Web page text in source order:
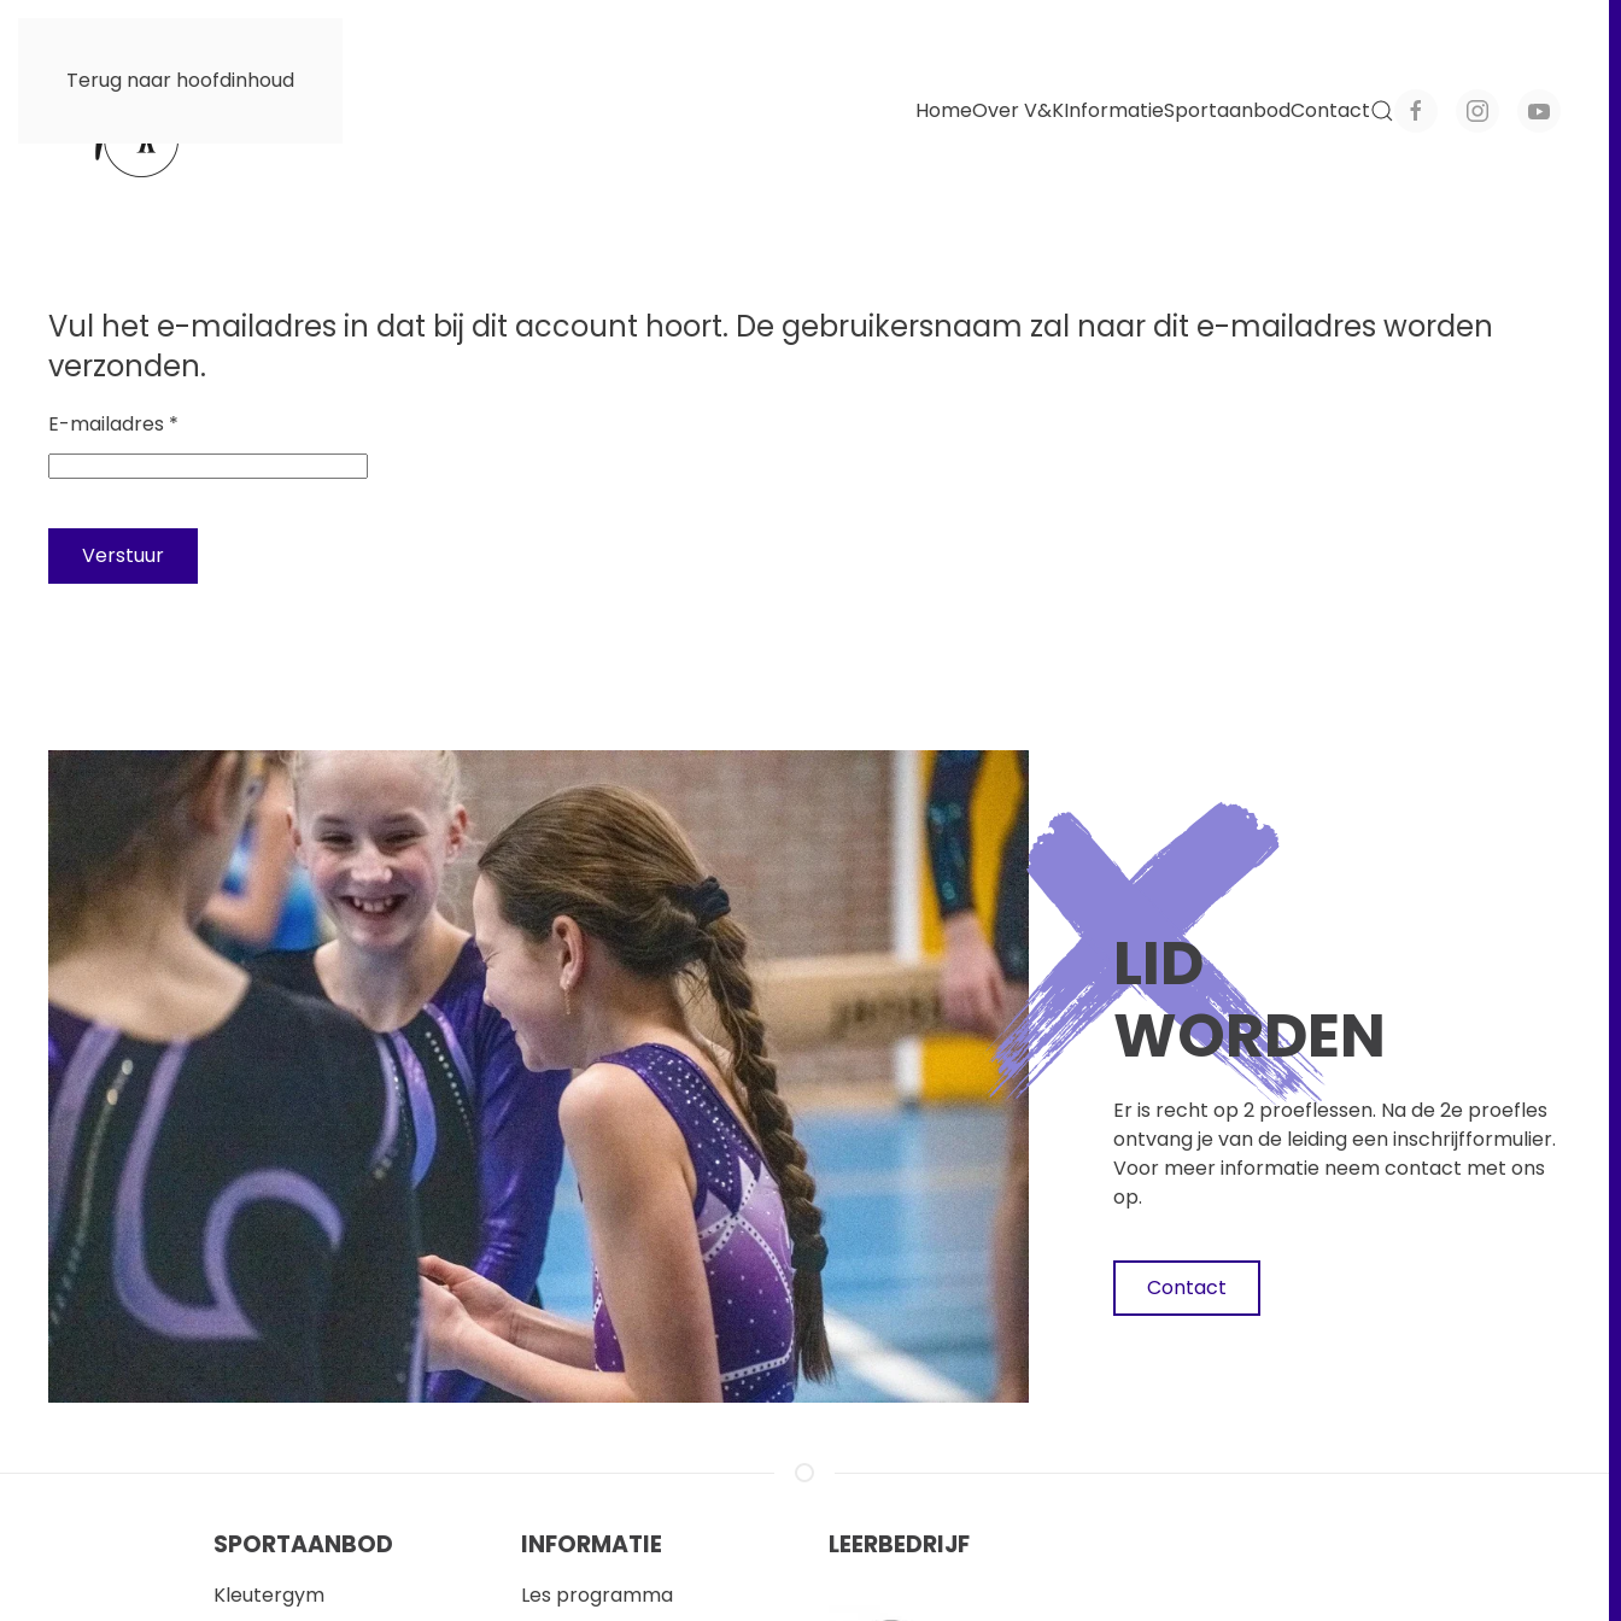
Terug naar hoofdinhoud
HomeOver V&KInformatieSportaanbodContact
Vul het e-mailadres in dat bij dit account hoort. De gebruikersnaam zal naar dit e-mailadres worden
verzonden.
E-mailadres *
Verstuur
LID
WORDEN
Er is recht op 2 proeflessen. Na de 2e proefles
ontvang je van de leiding een inschrijfformulier.
Voor meer informatie neem contact met ons
op.
Contact
SPORTAANBOD
Kleutergym
INFORMATIE
Les programma
LEERBEDRIJF